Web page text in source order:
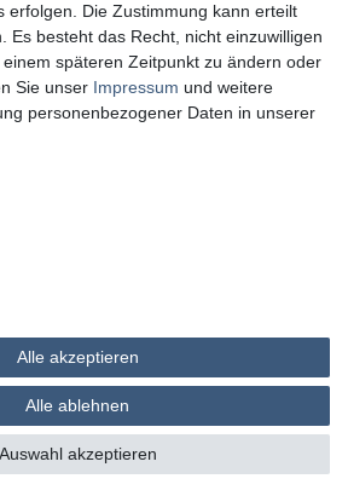
Werkzeuge und Maschinen
erfolgen. Die Zustimmung kann erteilt
Es besteht das Recht, nicht einzuwilligen
späteren Zeitpunkt zu ändern oder
Sie unser Impressum und weitere
personenbezogener Daten in unserer
Alle akzeptieren
Alle ablehnen
Auswahl akzeptieren